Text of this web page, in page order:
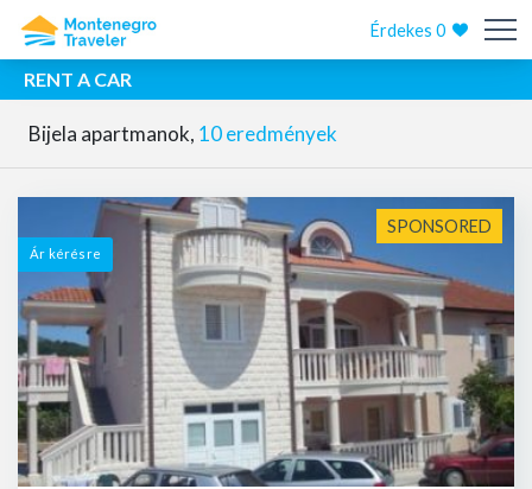
Érdekes0
RENT A CAR
Bijela apartmanok, 10 eredmények
SPONSORED
Ár kérésre